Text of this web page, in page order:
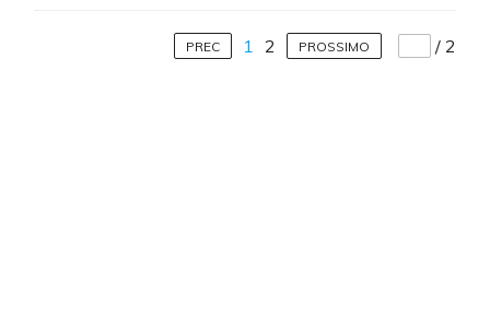
PREC 1 2 PROSSIMO / 2